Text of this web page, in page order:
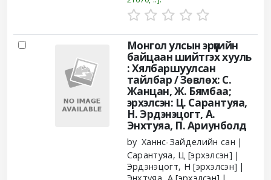
Монгол улсын эрүүгийн
байцаан шийтгэх хууль
: Хялбаршуулсан
тайлбар /Зөвлөх: С.
Жанцан, Ж. Бямбаа;
эрхэлсэн: Ц. Сарантуяа,
Н. Эрдэнэцогт, А.
Энхтуяа, П. Ариунболд
by Ханнс-Зайделийн сан
Сарантуяа, Ц [эрхэлсэн]
Эрдэнэцогт, Н [эрхэлсэн]